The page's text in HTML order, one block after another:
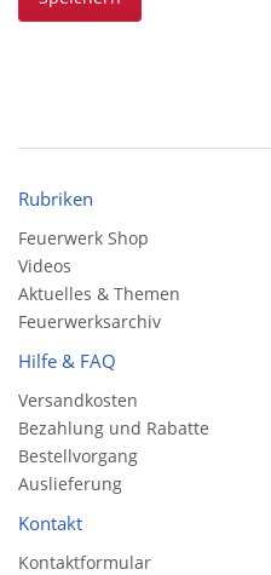
Rubriken
Feuerwerk Shop
Videos
Aktuelles & Themen
Feuerwerksarchiv
Hilfe & FAQ
Versandkosten
Bezahlung und Rabatte
Bestellvorgang
Auslieferung
Kontakt
Kontaktformular